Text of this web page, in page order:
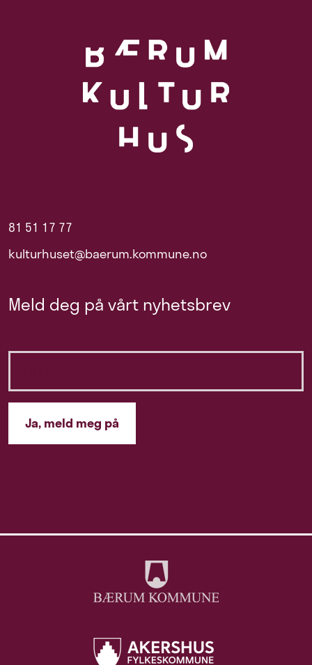
81 51 17 77
kulturhuset@baerum.kommune.no
Meld deg på vårt nyhetsbrev